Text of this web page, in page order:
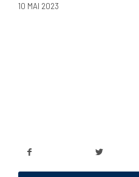
10 MAI 2023